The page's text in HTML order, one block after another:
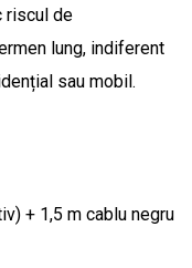
riscul de
lung, indiferent
sau mobil.
+ 1,5 m cablu negru